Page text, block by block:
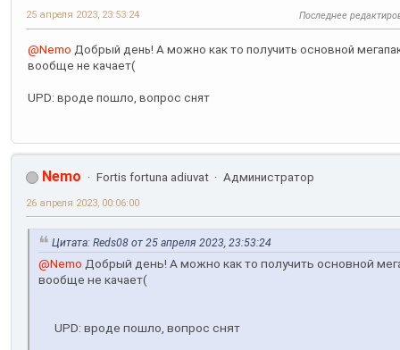
25 апреля 2023, 23:53:24 Последнее
@Nemo Добрый день! А можно как то получить основной
вообще не качает(
UPD: вроде пошло, вопрос снят
Nemo Fortis fortuna adiuvat Администратор
26 апреля 2023, 00:06:00
Цитата: Reds08 от 25 апреля 2023, 23:53:24
@Nemo Добрый день! А можно как то получить основной
вообще не качает(
UPD: вроде пошло, вопрос снят